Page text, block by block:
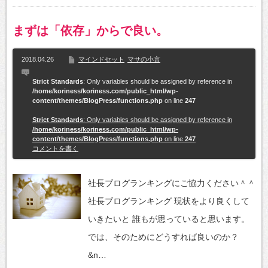
まずは「依存」からで良い。
2018.04.26 マインドセット マサの小言
Strict Standards: Only variables should be assigned by reference in
/home/koriness/koriness.com/public_html/wp-
content/themes/BlogPress/functions.php on line 247
Strict Standards: Only variables should be assigned by reference in
/home/koriness/koriness.com/public_html/wp-
content/themes/BlogPress/functions.php on line 247
コメントを書く
社長ブログランキングにご協力ください＾＾
社長ブログランキング 現状をより良くして
いきたいと 誰もが思っていると思います。
では、そのためにどうすれば良いのか？
&n…